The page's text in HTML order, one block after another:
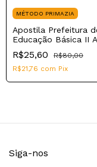
MÉTODO PRIMAZIA
Apostila Prefeitura
Educação Básica II
R$25,60
R$80,00
R$21,76 com Pix
Siga-nos